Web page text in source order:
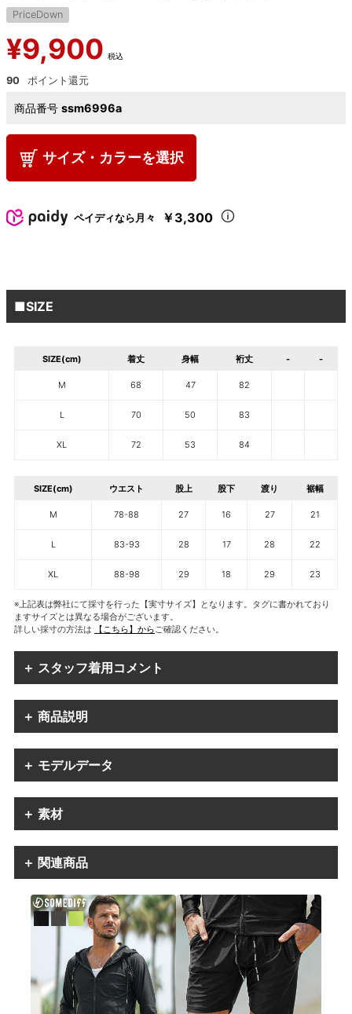
PriceDown
¥9,900 税込
90
商品番号 ssm6996a
サイズ・カラーを選択
ペイディなら月々 ￥3,300
■SIZE
SIZE(cm) 着丈 身幅 裄丈 - -
M 68 47 82
L 70 50 83
XL 72 53 84
SIZE(cm) ウエスト 股上 股下 渡り 裾幅
M 78-88 27 16 27 21
L 83-93 28 17 28 22
XL 88-98 29 18 29 23
※上記表は弊社にて採寸を行った【実寸サイズ】となります。タグに書かれており
ますサイズとは異なる場合がございます。
詳しい採寸の方法は
【こちら】からご確認ください。
＋ スタッフ着用コメント
＋ 商品説明
＋ モデルデータ
＋ 素材
＋ 関連商品